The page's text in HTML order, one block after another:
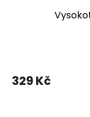
329 Kč